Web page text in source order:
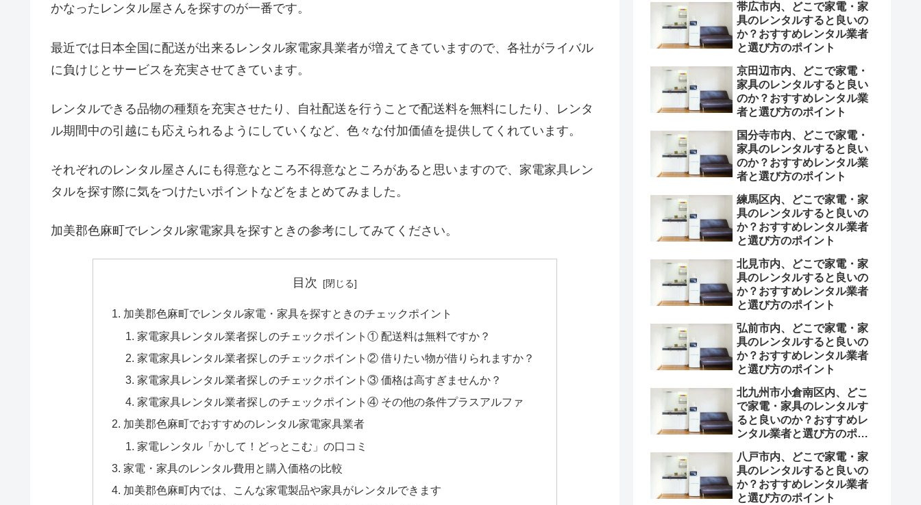
かなったレンタル屋さんを探すのが一番です。
最近では日本全国に配送が出来るレンタル家電家具業者が増えてきていますので、各社がライバル
に負けじとサービスを充実させてきています。
レンタルできる品物の種類を充実させたり、自社配送を行うことで配送料を無料にしたり、レンタ
ル期間中の引越にも応えられるようにしていくなど、色々な付加価値を提供してくれています。
それぞれのレンタル屋さんにも得意なところ不得意なところがあると思いますので、家電家具レン
タルを探す際に気をつけたいポイントなどをまとめてみました。
加美郡色麻町でレンタル家電家具を探すときの参考にしてみてください。
目次
加美郡色麻町でレンタル家電・家具を探すときのチェックポイント
家電家具レンタル業者探しのチェックポイント① 配送料は無料ですか？
家電家具レンタル業者探しのチェックポイント② 借りたい物が借りられますか？
家電家具レンタル業者探しのチェックポイント③ 価格は高すぎませんか？
家電家具レンタル業者探しのチェックポイント④ その他の条件プラスアルファ
加美郡色麻町でおすすめのレンタル家電家具業者
家電レンタル「かして！どっとこむ」の口コミ
家電・家具のレンタル費用と購入価格の比較
加美郡色麻町内では、こんな家電製品や家具がレンタルできます
帯広市内、どこで家電・家
具のレンタルすると良いの
か？おすすめレンタル業者
と選び方のポイント
京田辺市内、どこで家電・
家具のレンタルすると良い
のか？おすすめレンタル業
者と選び方のポイント
国分寺市内、どこで家電・
家具のレンタルすると良い
のか？おすすめレンタル業
者と選び方のポイント
練馬区内、どこで家電・家
具のレンタルすると良いの
か？おすすめレンタル業者
と選び方のポイント
北見市内、どこで家電・家
具のレンタルすると良いの
か？おすすめレンタル業者
と選び方のポイント
弘前市内、どこで家電・家
具のレンタルすると良いの
か？おすすめレンタル業者
と選び方のポイント
北九州市小倉南区内、どこ
で家電・家具のレンタルす
ると良いのか？おすすめレ
ンタル業者と選び方のポイ
八戸市内、どこで家電・家
具のレンタルすると良いの
か？おすすめレンタル業者
と選び方のポイント